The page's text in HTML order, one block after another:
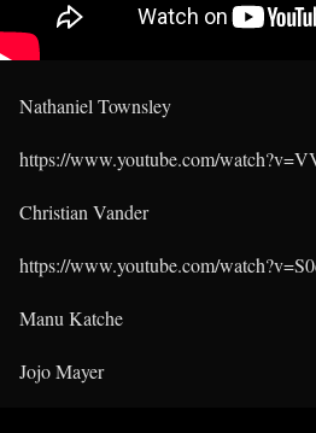
Nathaniel Townsley
https://www.youtube.com/
Christian Vander
https://www.youtube.com/
Manu Katche
Jojo Mayer